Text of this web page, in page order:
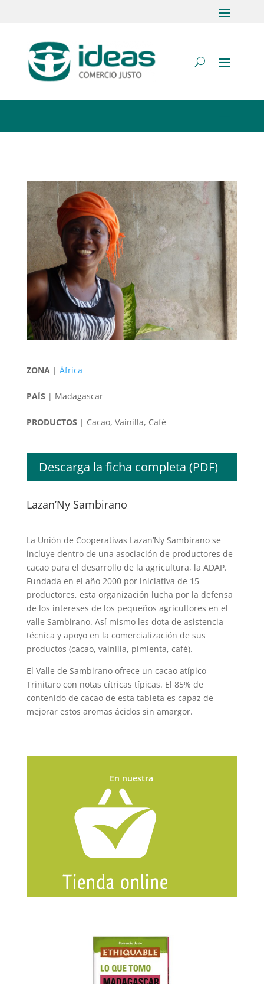
ZONA | África
PAÍS | Madagascar
PRODUCTOS | Cacao, Vainilla, Café
Descarga la ficha completa (PDF)
Lazan’Ny Sambirano
La Unión de Cooperativas Lazan’Ny Sambirano se
incluye dentro de una asociación de productores de
cacao para el desarrollo de la agricultura, la ADAP.
Fundada en el año 2000 por iniciativa de 15
productores, esta organización lucha por la defensa
de los intereses de los pequeños agricultores en el
valle Sambirano. Así mismo les dota de asistencia
técnica y apoyo en la comercialización de sus
productos (cacao, vainilla, pimienta, café).
El Valle de Sambirano ofrece un cacao atípico
Trinitaro con notas cítricas típicas. El 85% de
contenido de cacao de esta tableta es capaz de
mejorar estos aromas ácidos sin amargor.
En nuestra